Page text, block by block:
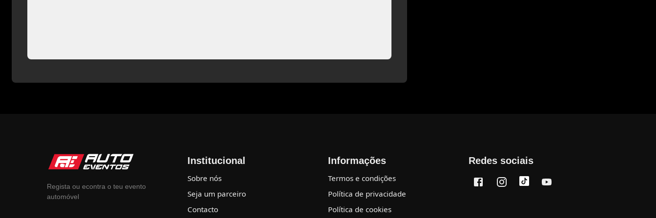
Regista ou econtra o teu evento
automóvel
Institucional
Sobre nós
Seja um parceiro
Contacto
Informações
Termos e condições
Política de privacidade
Política de cookies
Redes sociais